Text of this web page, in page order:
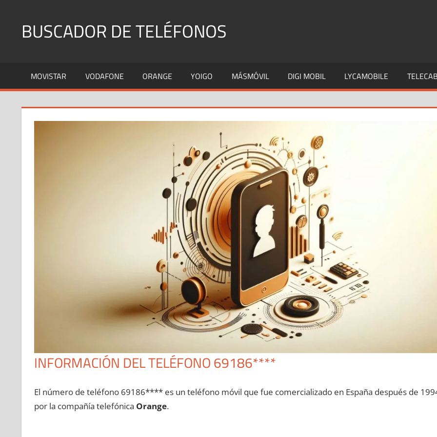
contenidoBUSCADOR DE TELÉFONOS
Fijos
y
MOVISTAR VODAFONE ORANGE YOIGO MÁSMÓVIL DIGI MOBIL LYCAMOBILE
INFORMACIÓN DEL TELÉFONO 69186****
El número dе teléfono 69186**** es un teléfono móvil quе fue comercializado en España después dе
pοr la compañía telefónica Orange.